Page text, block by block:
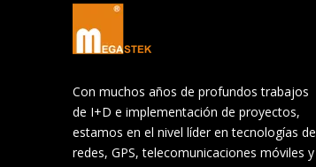
Con muchos años de profundos trabajos
de I+D e implementación de proyectos,
estamos en el nivel líder en tecnologías de
redes, GPS, telecomunicaciones móviles y